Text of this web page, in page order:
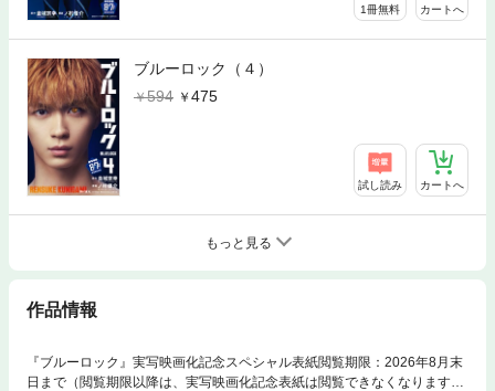
1冊無料 カートへ
ブルーロック（４）
594
475
試し読み カートへ
もっと見る
作品情報
『ブルーロック』実写映画化記念スペシャル表紙閲覧期限：2026年8月末
日まで（閲覧期限以降は、実写映画化記念表紙は閲覧できなくなりますの